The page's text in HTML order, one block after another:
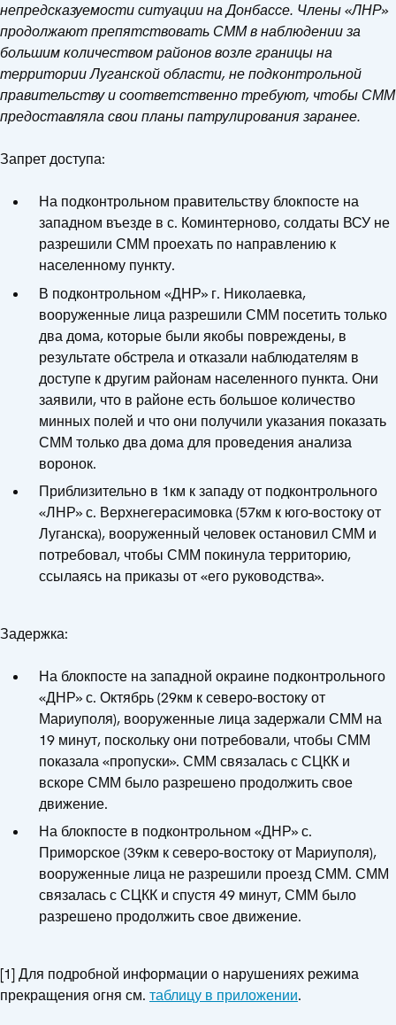
непредсказуемости ситуации на Донбассе. Члены «ЛНР»
продолжают препятствовать СММ в наблюдении за
большим количеством районов возле границы на
территории Луганской области, не подконтрольной
правительству и соответственно требуют, чтобы СММ
предоставляла свои планы патрулирования заранее.
Запрет доступа:
На подконтрольном правительству блокпосте на
западном въезде в с. Коминтерново, солдаты ВСУ не
разрешили СММ проехать по направлению к
населенному пункту.
В подконтрольном «ДНР» г. Николаевка,
вооруженные лица разрешили СММ посетить только
два дома, которые были якобы повреждены, в
результате обстрела и отказали наблюдателям в
доступе к другим районам населенного пункта. Они
заявили, что в районе есть большое количество
минных полей и что они получили указания показать
СММ только два дома для проведения анализа
воронок.
Приблизительно в 1км к западу от подконтрольного
«ЛНР» с. Верхнегерасимовка (57км к юго-востоку от
Луганска), вооруженный человек остановил СММ и
потребовал, чтобы СММ покинула территорию,
ссылаясь на приказы от «его руководства».
Задержка:
На блокпосте на западной окраине подконтрольного
«ДНР» с. Октябрь (29км к северо-востоку от
Мариуполя), вооруженные лица задержали СММ на
19 минут, поскольку они потребовали, чтобы СММ
показала «пропуски». СММ связалась с СЦКК и
вскоре СММ было разрешено продолжить свое
движение.
На блокпосте в подконтрольном «ДНР» с.
Приморское (39км к северо-востоку от Мариуполя),
вооруженные лица не разрешили проезд СММ. СММ
связалась с СЦКК и спустя 49 минут, СММ было
разрешено продолжить свое движение.
[1] Для подробной информации о нарушениях режима
прекращения огня см. таблицу в приложении.